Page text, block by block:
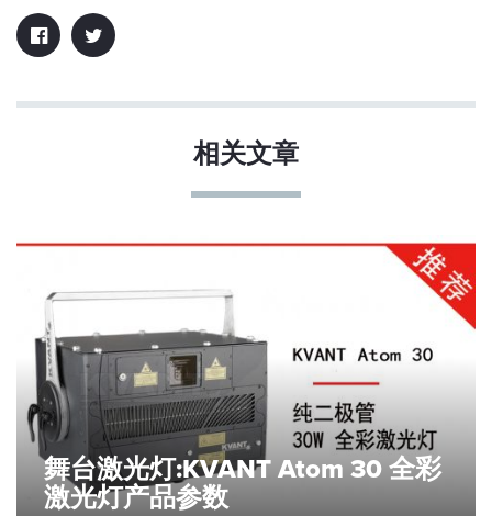
相关文章
舞台激光灯:KVANT Atom 30 全彩
激光灯产品参数